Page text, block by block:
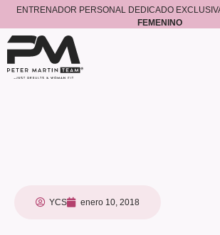
ENTRENADOR PERSONAL DEDICADO
FEMENINO
YCS enero 10, 2018